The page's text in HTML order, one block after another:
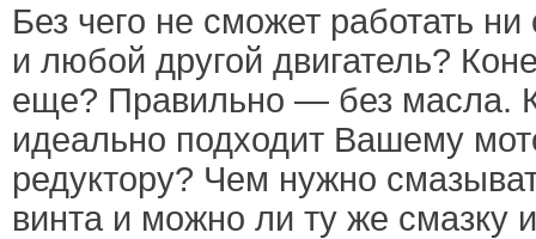
Без чего не сможет работать
и любой другой двигатель?
еще? Правильно — без масла.
идеально подходит Вашему
редуктору? Чем нужно
винта и можно ли ту же смазку